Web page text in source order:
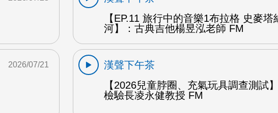
【EP.11 旅行中的音樂1布拉格 史麥塔
河】：古典吉他楊昱泓老師 FM
2026/07/21
漢聲下午茶
【2026兒童脖圈、充氣玩具調查測試
檢驗長凌永健教授 FM